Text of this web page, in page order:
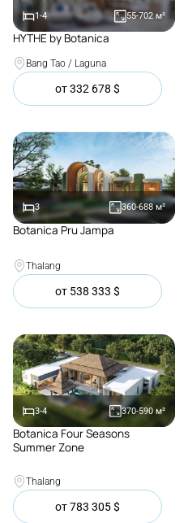
1-4 55-702 м²
Покупка
HYTHE by Botanica
Bang Tao / Laguna
от332 678 $
3 360-688 м²
Botanica Pru Jampa
Thalang
от 538 333 $
3-4 370-590 м²
Покупка
Botanica Four Seasons
Summer Zone
Thalang
от783 305$